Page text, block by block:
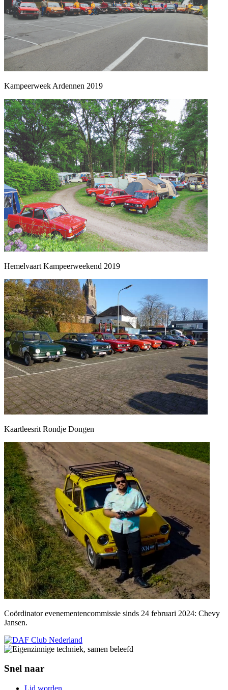
Kampeerweek Ardennen 2019
Hemelvaart Kampeerweekend 2019
Kaartleesrit Rondje Dongen
Coördinator evenementencommissie sinds 24 februari 2024: Chevy
Jansen.
Snel naar